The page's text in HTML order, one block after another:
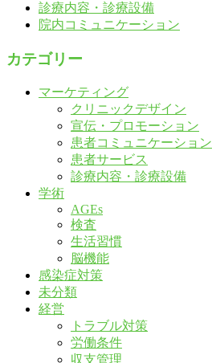
診療内容・診療設備
院内コミュニケーション
カテゴリー
マーケティング
クリニックデザイン
宣伝・プロモーション
患者コミュニケーション
患者サービス
診療内容・診療設備
学術
AGEs
検査
生活習慣
脳機能
感染症対策
未分類
経営
トラブル対策
労働条件
収支管理